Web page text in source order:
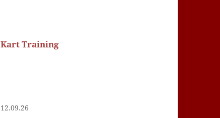
Kart Training
12.09.26